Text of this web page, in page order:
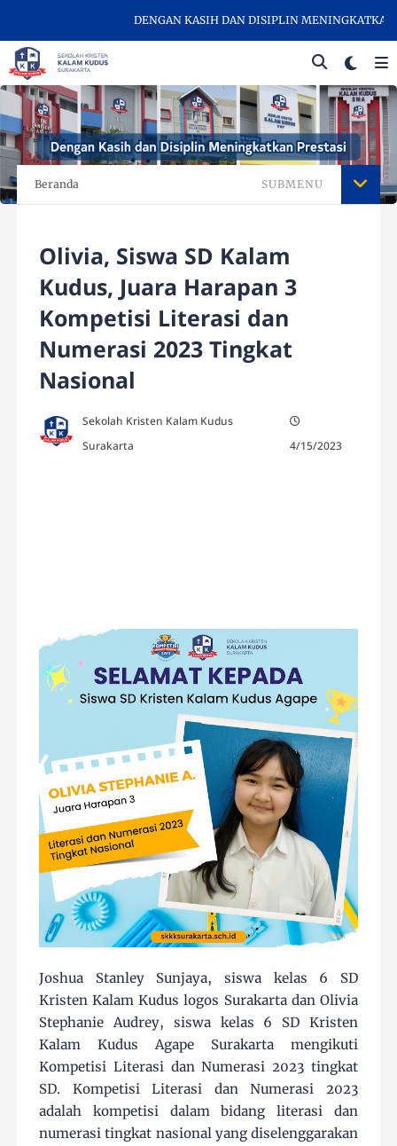
DENGAN KASIH DAN DISIPLIN MENINGKATKAN
Beranda SUBMENU
Olivia, Siswa SD Kalam
Kudus, Juara Harapan 3
Kompetisi Literasi dan
Numerasi 2023 Tingkat
Nasional
Sekolah Kristen Kalam Kudus
Surakarta
4/15/2023
Joshua Stanley Sunjaya, siswa kelas 6 SD
Kristen Kalam Kudus logos Surakarta dan Olivia
Stephanie Audrey, siswa kelas 6 SD Kristen
Kalam Kudus Agape Surakarta mengikuti
Kompetisi Literasi dan Numerasi 2023 tingkat
SD. Kompetisi Literasi dan Numerasi 2023
adalah kompetisi dalam bidang literasi dan
numerasi tingkat nasional yang diselenggarakan